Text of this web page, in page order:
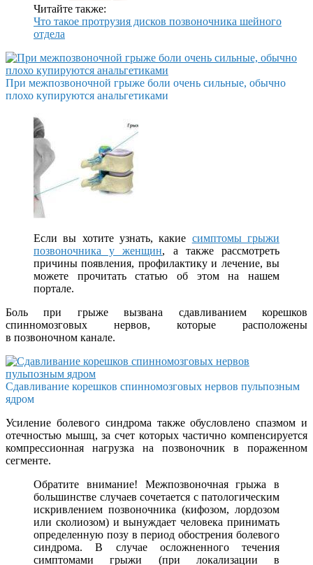
Читайте также:
Что такое протрузия дисков позвоночника шейного
отдела
При межпозвоночной грыже боли очень сильные, обычно
плохо купируются анальгетиками
Если вы хотите узнать, какие симптомы грыжи
позвоночника у женщин, а также рассмотреть
причины появления, профилактику и лечение, вы
можете прочитать статью об этом на нашем
портале.
Боль при грыже вызвана сдавливанием корешков
спинномозговых нервов, которые расположены
в позвоночном канале.
Сдавливание корешков спинномозговых нервов пульпозным
ядром
Усиление болевого синдрома также обусловлено спазмом и
отечностью мышц, за счет которых частично компенсируется
компрессионная нагрузка на позвоночник в пораженном
сегменте.
Обратите внимание! Межпозвоночная грыжа в
большинстве случаев сочетается с патологическим
искривлением позвоночника (кифозом, лордозом
или сколиозом) и вынуждает человека принимать
определенную позу в период обострения болевого
синдрома. В случае осложненного течения
симптомами грыжи (при локализации в